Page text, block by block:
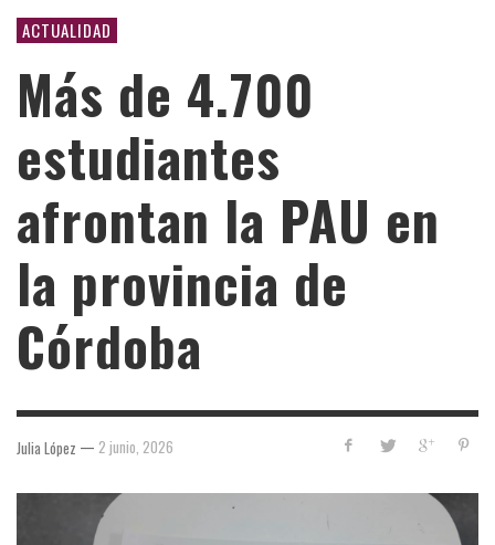
ACTUALIDAD
Más de 4.700
estudiantes
afrontan la PAU en
la provincia de
Córdoba
Julia López — 2 junio, 2026